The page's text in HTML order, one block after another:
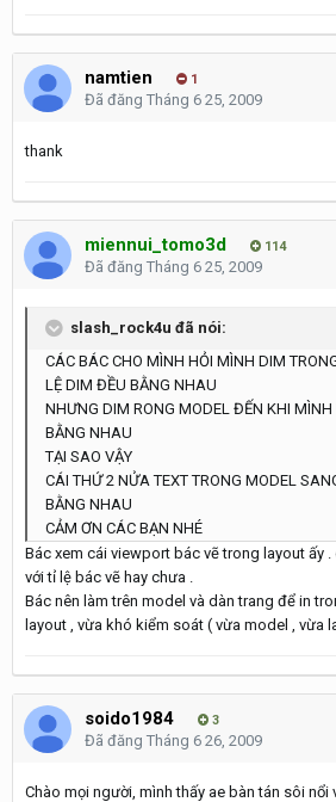
namtien 1
Đã đăng Tháng 6 25, 2009
thank
miennui_tomo3d 114
Đã đăng Tháng 6 25, 2009
slash_rock4u đã nói:
CÁC BÁC CHO MÌNH HỎI MÌNH DIM
LỆ DIM ĐỀU BẰNG NHAU
NHƯNG DIM RONG MODEL ĐẾN KHI
BẰNG NHAU
TẠI SAO VẬY
CÁI THỨ 2 NỬA TEXT TRONG MODEL
BẰNG NHAU
CẢM ƠN CÁC BẠN NHÉ
Bác xem cái viewport bác vẽ trong layout ấy
với tỉ lệ bác vẽ hay chưa .
Bác nên làm trên model và dàn trang để in
layout , vừa khó kiểm soát ( vừa model , vừa
soido1984 3
Đã đăng Tháng 6 26, 2009
Chào mọi người, mình thấy ae bàn tán sôi nổi